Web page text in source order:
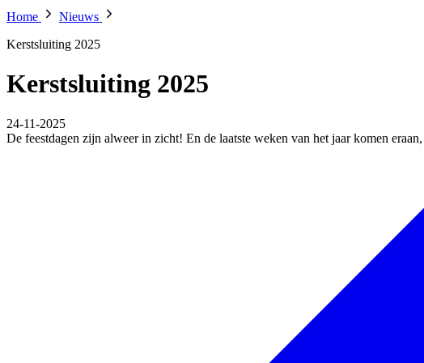
Home
Nieuws
Kerstsluiting 2025
Kerstsluiting 2025
24-11-2025
De feestdagen zijn alweer in zicht! En de laatste weken van het jaar komen